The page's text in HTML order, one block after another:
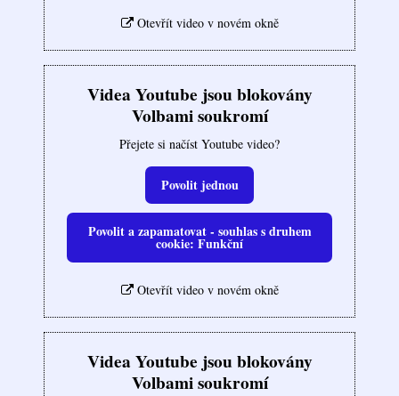
Otevřít video v novém okně
Videa Youtube jsou blokovány
Volbami soukromí
Přejete si načíst Youtube video?
Povolit jednou
Povolit a zapamatovat - souhlas s druhem
cookie: Funkční
Otevřít video v novém okně
Videa Youtube jsou blokovány
Volbami soukromí